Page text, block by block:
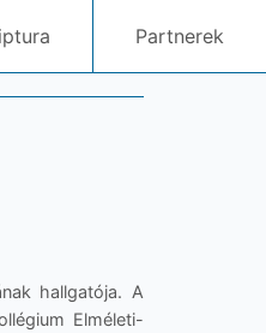
Partnerek
hallgatója. A
Elméleti-